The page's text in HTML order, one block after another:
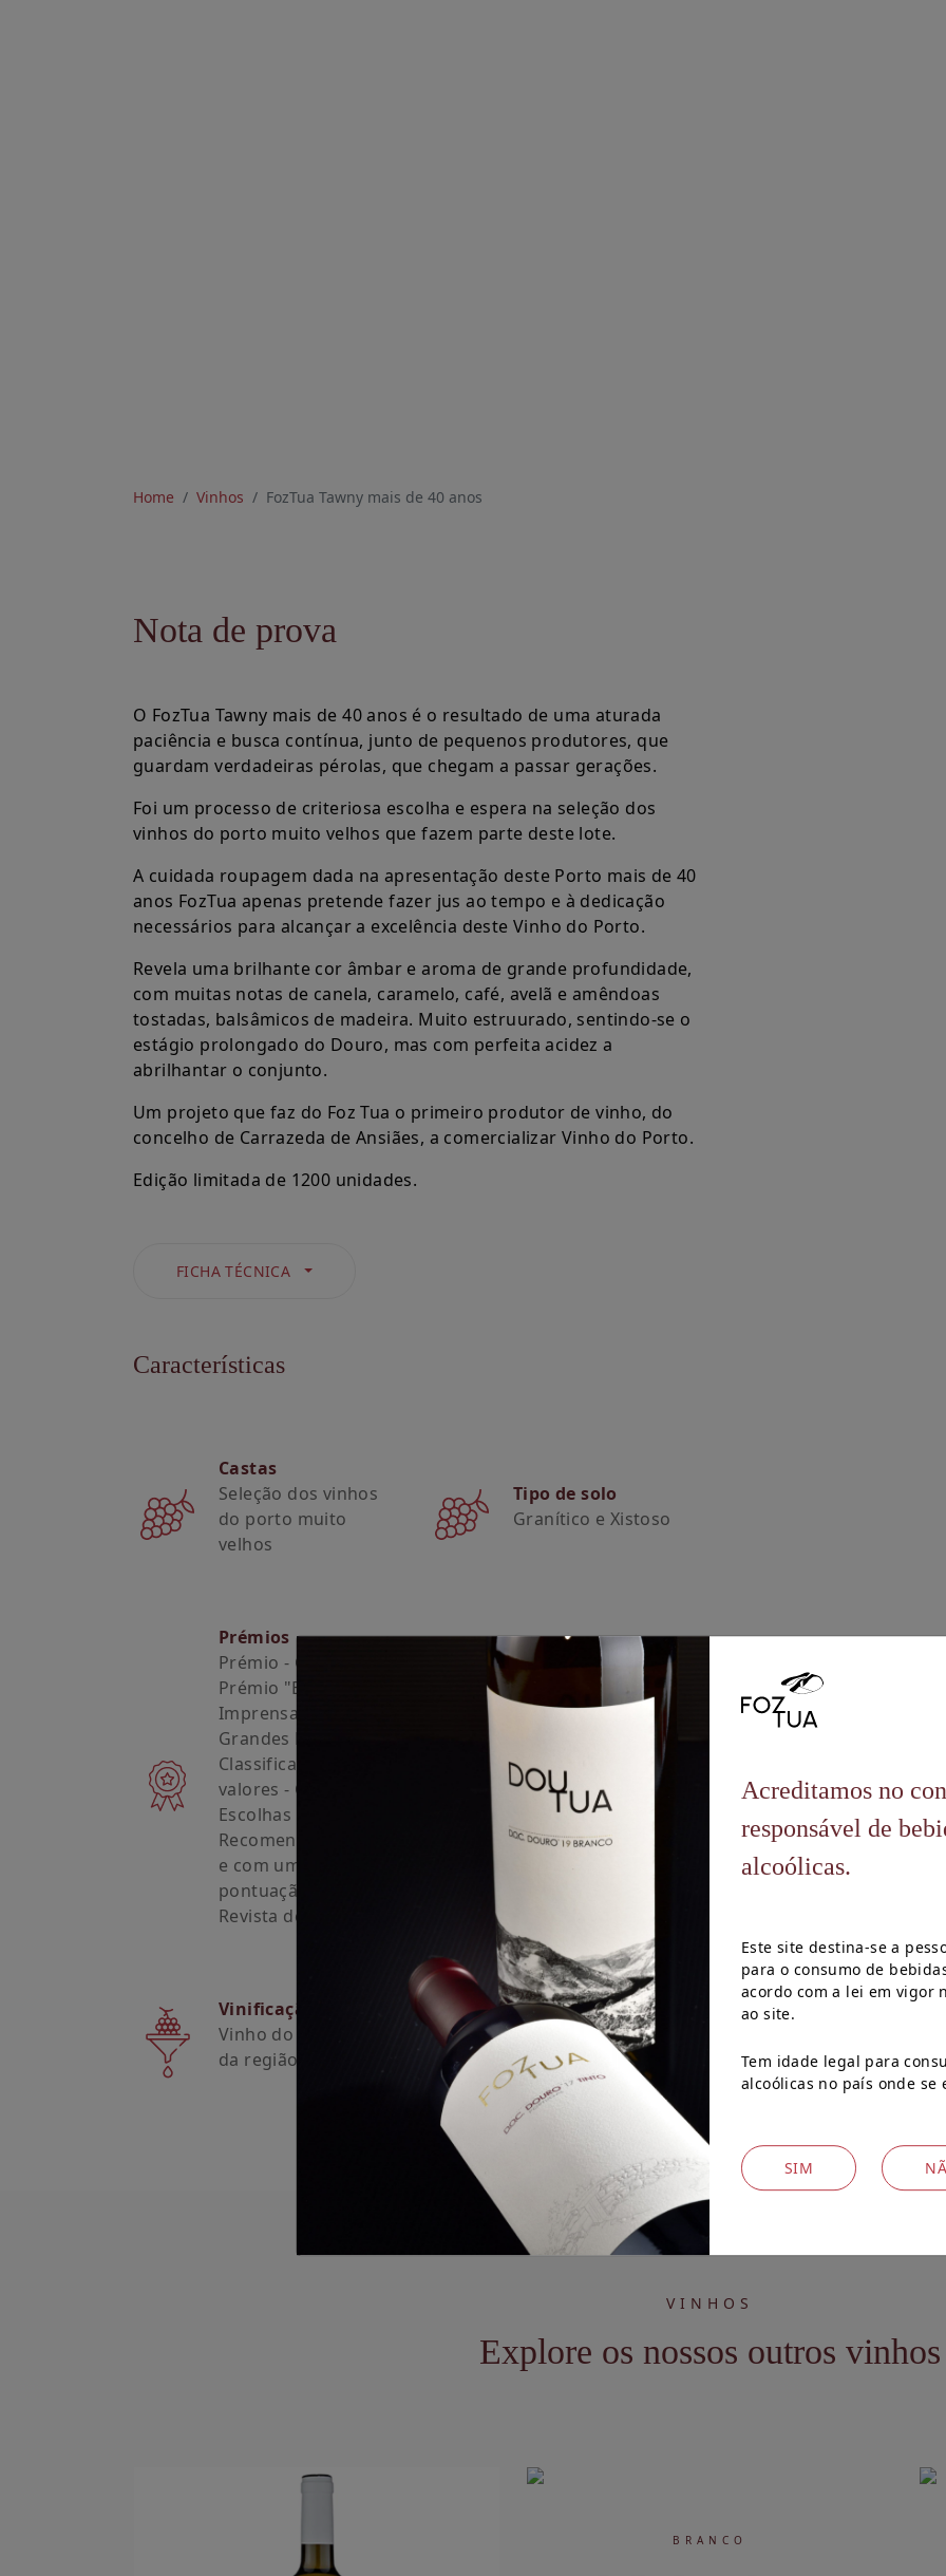
Acreditamos no
responsável de
alcoólicas.
Este site destina-se a
para o consumo de
acordo com a lei em vigor
ao site.
Tem idade legal para
alcoólicas no país onde se
SIM
Home Vinhos FozTua Tawny mais de 40 anos
Nota de prova
O FozTua Tawny mais de 40 anos é o resultado de uma aturada
paciência e busca contínua, junto de pequenos produtores, que
guardam verdadeiras pérolas, que chegam a passar gerações.
Foi um processo de criteriosa escolha e espera na seleção dos
vinhos do porto muito velhos que fazem parte deste lote.
A cuidada roupagem dada na apresentação deste Porto mais de 40
anos FozTua apenas pretende fazer jus ao tempo e à dedicação
necessários para alcançar a excelência deste Vinho do Porto.
Revela uma brilhante cor âmbar e aroma de grande profundidade,
com muitas notas de canela, caramelo, café, avelã e amêndoas
tostadas, balsâmicos de madeira. Muito estruurado, sentindo-se o
estágio prolongado do Douro, mas com perfeita acidez a
abrilhantar o conjunto.
Um projeto que faz do Foz Tua o primeiro produtor de vinho, do
concelho de Carrazeda de Ansiães, a comercializar Vinho do Porto.
Edição limitada de 1200 unidades.
FICHA TÉCNICA
Características
Castas
Seleção dos vinhos
do porto muito
velhos
Tipo de solo
Granítico e Xistoso
Prémios
Prémio - Grande
Prémio "Escolha da
Imprensa" 2021 -
Grandes Escolhas
Classificação - 18,5
valores - Grandes
Escolhas “Altamente
Recomendado 2022”
e com uma
pontuação de 18,5 -
Revista de Vinhos
Vinificação
Vinho do Porto produzido pelos processos tradicionais
da região demarcada mais antiga do mundo.
VINHOS
Explore os nossos outros vinhos
BRANCO